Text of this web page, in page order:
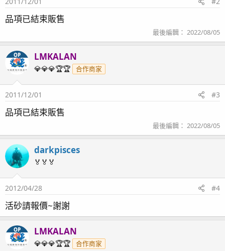
：
品項已結束販售
最後編輯： 2022/08/05
OP LMKALAN
💎💎💎🏆🏆 合作商家
2011/12/01 #3
品項已結束販售
最後編輯： 2022/08/05
darkpisces
🏅🏅🏅
2012/04/28 #4
活砂請報價~謝謝
OP LMKALAN
💎💎💎🏆🏆 合作商家